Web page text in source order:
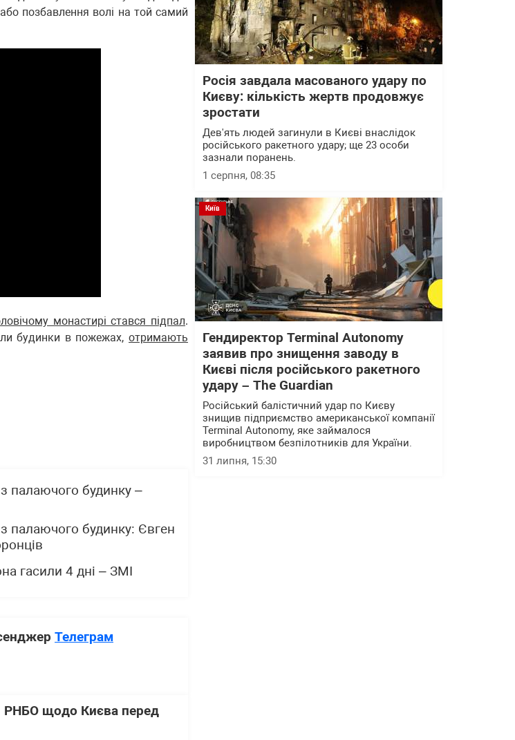
позбавлення волі на той самий
монастирі стався підпал.
будинки в пожежах, отримають
палаючого будинку –
палаючого будинку: Євген
гасили 4 дні – ЗМІ
Телеграм
РНБО щодо Києва перед
Росія завдала масованого удару по
Києву: кількість жертв продовжує
зростати
Дев'ять людей загинули в Києві внаслідок
російського ракетного удару; ще 23 особи
зазнали поранень.
1 серпня, 08:35
Київ
Гендиректор Terminal Autonomy
заявив про знищення заводу в
Києві після російського ракетного
удару – The Guardian
Російський балістичний удар по Києву
знищив підприємство американської компанії
Terminal Autonomy, яке займалося
виробництвом безпілотників для України.
31 липня, 15:30